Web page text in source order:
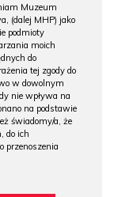
Muzeum
(dalej MHP) jako
podmioty
moich
do
tej zgody do
w dowolnym
nie wpływa na
na podstawie
świadomy/a, że
do ich
przenoszenia